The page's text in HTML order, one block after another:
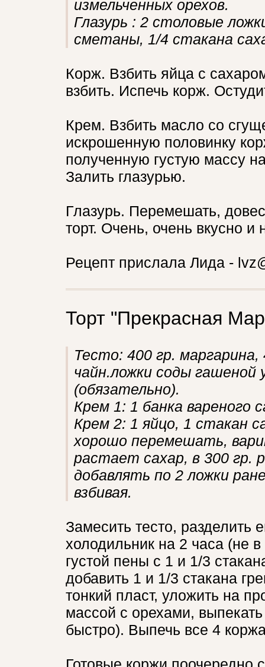
измельченных орехов.
Глазурь : 2 столовые
сметаны, 1/4 стакана
Корж. Взбить яйца с
взбить. Испечь корж.
Крем. Взбить масло со
искрошенную половинку
полученную густую массу
Залить глазурью.
Глазурь. Перемешать,
торт. Очень, очень вкусно и
Рецепт прислала Лида -
Торт "Прекрасная
Тесто: 400 гр.
чайн.ложки соды гашеной
(обязательно).
Крем 1: 1 банка вареного
Крем 2: 1 яйцо, 1 стакан
хорошо перемешать,
растает сахар, в 300 гр.
добавлять по 2 ложки
взбивая.
Замесить тесто, разделить
холодильник на 2 часа (не
густой пены с 1 и 1/3
добавить 1 и 1/3 стакана
тонкий пласт, уложить на
массой с орехами, выпекать
быстро). Выпечь все 4